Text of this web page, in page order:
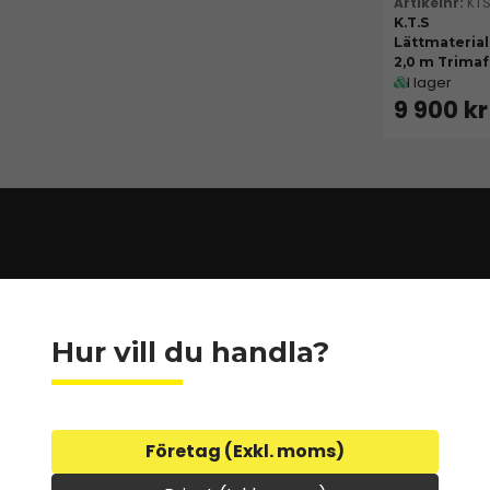
K.T.S
2,0 m
I lager
9 900 kr
Hur vill du handla?
Företag (Exkl. moms)